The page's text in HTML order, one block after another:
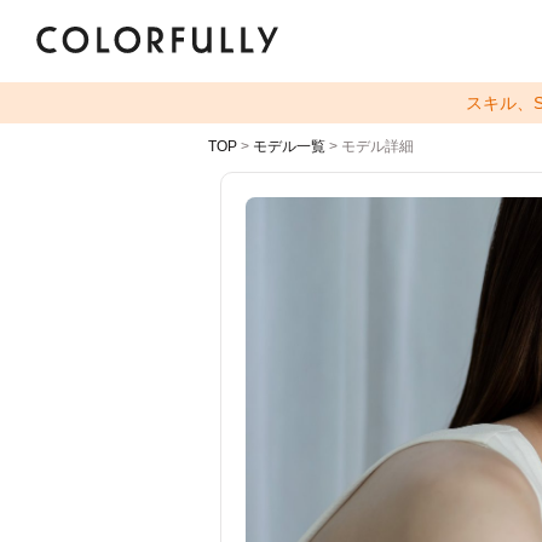
スキル、
TOP > モデル一覧 > モデル詳細